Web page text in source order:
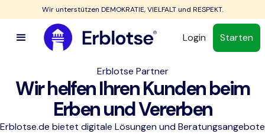
Wir unterstützen DEMOKRATIE, VIELFALT und RESPEKT.
Login Starten
Erblotse Partner
Wir helfen Ihren Kunden beim
Erben und Vererben
Erblotse.de bietet digitale Lösungen und Beratungsangebote